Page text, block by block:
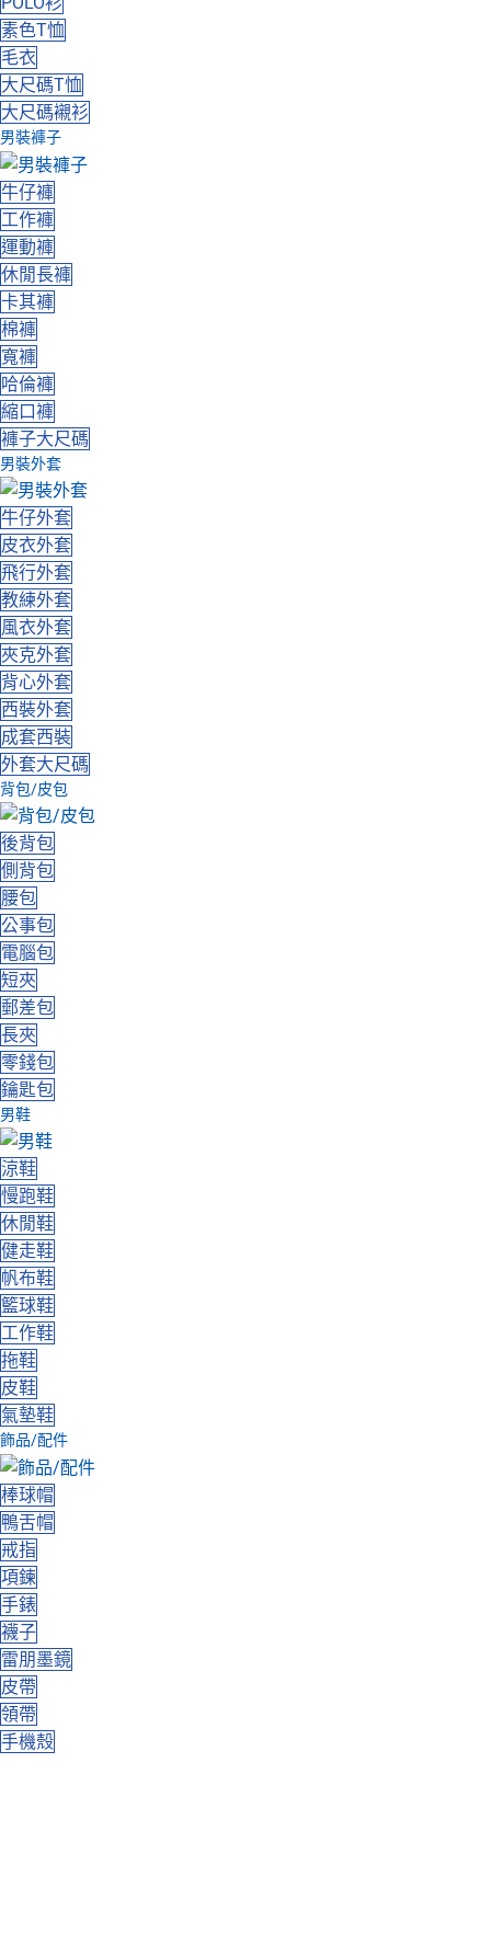
素色T恤
毛衣
大尺碼T恤
大尺碼襯衫
男裝褲子
牛仔褲
工作褲
運動褲
休閒長褲
卡其褲
棉褲
寬褲
哈倫褲
縮口褲
褲子大尺碼
男裝外套
牛仔外套
皮衣外套
飛行外套
教練外套
風衣外套
夾克外套
背心外套
西裝外套
成套西裝
外套大尺碼
背包/皮包
後背包
側背包
腰包
公事包
電腦包
短夾
郵差包
長夾
零錢包
鑰匙包
男鞋
涼鞋
慢跑鞋
休閒鞋
健走鞋
帆布鞋
籃球鞋
工作鞋
拖鞋
皮鞋
氣墊鞋
飾品/配件
棒球帽
鴨舌帽
戒指
項鍊
手錶
襪子
雷朋墨鏡
皮帶
領帶
手機殼